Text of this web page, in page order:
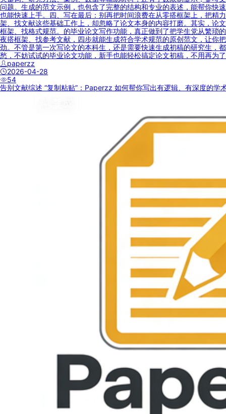
问题。生成的范文示例，也包含了完整的结构和专业的表述，能帮你快
也能快速上手。四、写在最后：别再把时间浪费在从零搭框架上，把精
架、找文献这些基础工作上，却忽略了论文本身的内容打磨。其实，论
框架、找格式规范。的毕业论文写作功能，真正做到了把学生党从繁琐
夜搭框架、找参考文献，四步就能生成符合学术规范的原创范文，让你
劲。不管是第一次写论文的本科生，还是需要快速生成初稿的研究生，
愁，不妨试试的毕业论文功能，新手也能轻松搞定论文初稿，不用再为
paperzz
2026-04-28
54
告别文献综述 “复制粘贴”：Paperzz 如何帮你写出有逻辑、有深度的学